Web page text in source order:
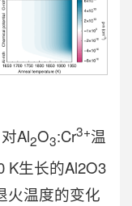
Al2O3:Cr3+温
K生长的Al2O3
火温度的变化